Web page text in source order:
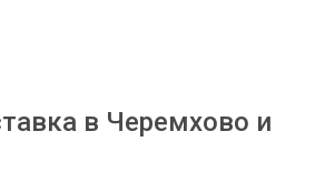
в Черемхово и